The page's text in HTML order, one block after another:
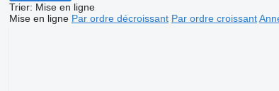
Trier: Mise en ligne
Mise en ligne Par ordre décroissant Par ordre croissant